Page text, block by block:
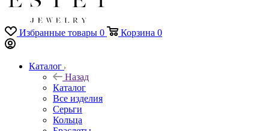
Избранные товары 0 Корзина 0
Каталог
Назад
Каталог
Все изделия
Серьги
Кольца